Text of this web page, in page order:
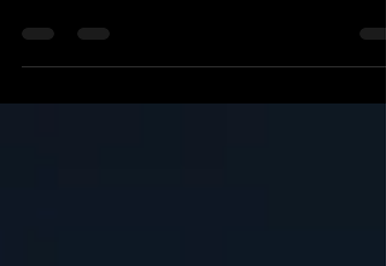
Individual de la Secretaría de Movilidad de
la Ciudad de México, por su destacada
contribución al impulso de la